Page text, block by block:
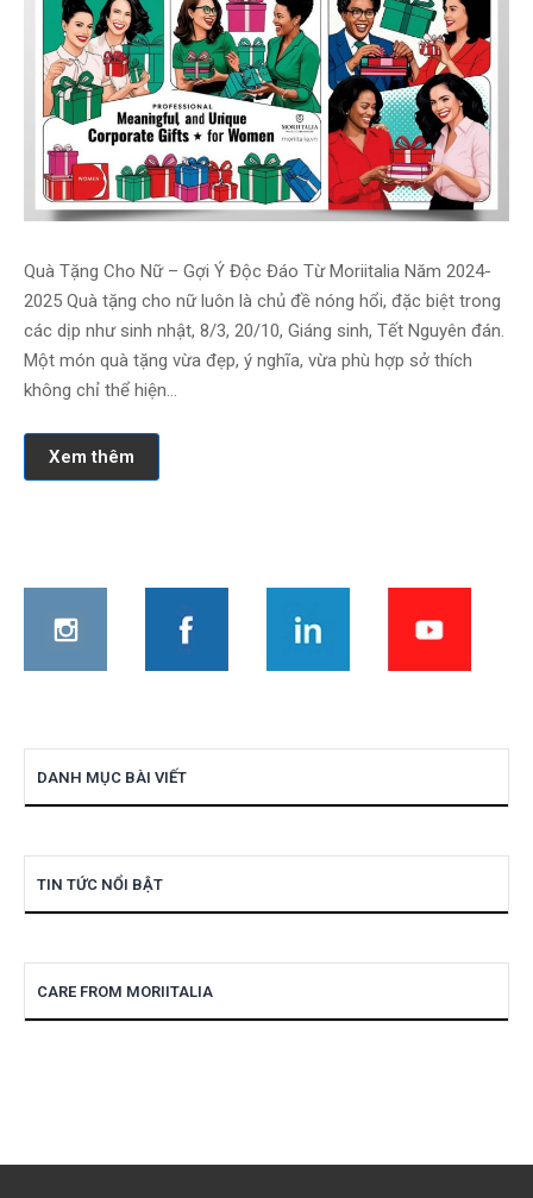
Quà Tặng Cho Nữ – Gợi Ý Độc Đáo Từ Moriitalia Năm 2024-
2025 Quà tặng cho nữ luôn là chủ đề nóng hổi, đặc biệt trong
các dịp như sinh nhật, 8/3, 20/10, Giáng sinh, Tết Nguyên đán.
Một món quà tặng vừa đẹp, ý nghĩa, vừa phù hợp sở thích
không chỉ thể hiện…
Xem thêm
DANH MỤC BÀI VIẾT
TIN TỨC NỔI BẬT
CARE FROM MORIITALIA